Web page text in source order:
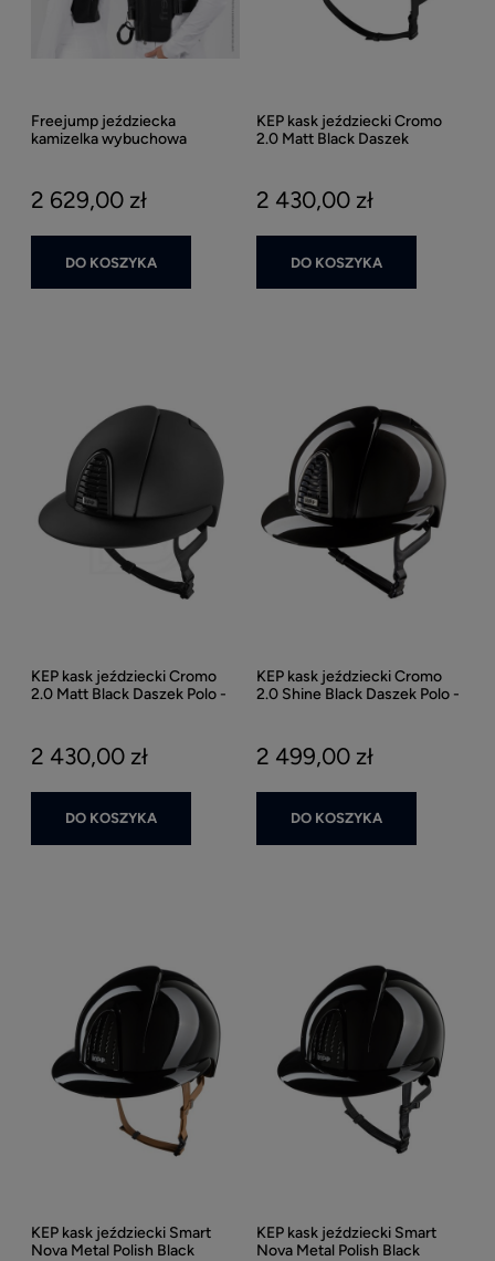
Freejump jeździecka
kamizelka wybuchowa
2 629,00 zł
DO KOSZYKA
KEP kask jeździecki Cromo
2.0 Matt Black Daszek
2 430,00 zł
DO KOSZYKA
KEP kask jeździecki Cromo
2.0 Matt Black Daszek Polo -
2 430,00 zł
DO KOSZYKA
KEP kask jeździecki Cromo
2.0 Shine Black Daszek Polo -
2 499,00 zł
DO KOSZYKA
KEP kask jeździecki Smart
Nova Metal Polish Black
KEP kask jeździecki Smart
Nova Metal Polish Black